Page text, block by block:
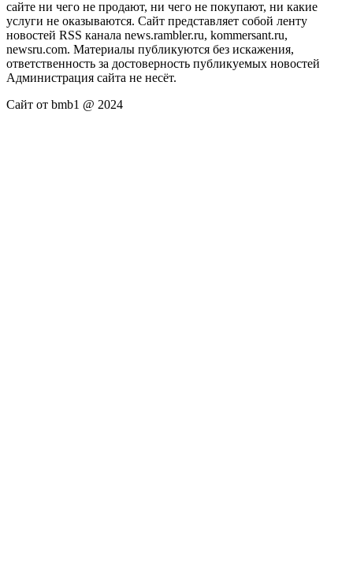
сайте ни чего не продают, ни чего не покупают, ни какие
услуги не оказываются. Сайт представляет собой ленту
новостей RSS канала news.rambler.ru, kommersant.ru,
newsru.com. Материалы публикуются без искажения,
ответственность за достоверность публикуемых новостей
Администрация сайта не несёт.
Сайт от bmb1 @ 2024